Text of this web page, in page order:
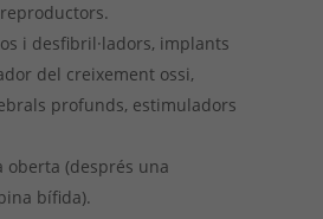
i desfibril·ladors, implants
del creixement ossi,
profunds, estimuladors
oberta (després una
bífida).